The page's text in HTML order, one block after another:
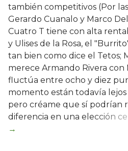
también competitivos (Por
Gerardo Cuanalo y Marco
Cuatro T tiene con alta
y Ulises de la Rosa, el
tan bien como dice el Tetos;
merece Armando Rivera con
fluctúa entre ocho y diez
momento están todavía
pero créame que sí podrían
diferencia en una elección